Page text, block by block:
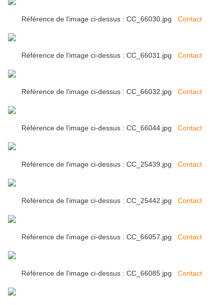
Référence de l'image ci-dessus : CC_66030.jpg Contact
Référence de l'image ci-dessus : CC_66031.jpg Contact
Référence de l'image ci-dessus : CC_66032.jpg Contact
Référence de l'image ci-dessus : CC_66044.jpg Contact
Référence de l'image ci-dessus : CC_25439.jpg Contact
Référence de l'image ci-dessus : CC_25442.jpg Contact
Référence de l'image ci-dessus : CC_66057.jpg Contact
Référence de l'image ci-dessus : CC_66085.jpg Contact